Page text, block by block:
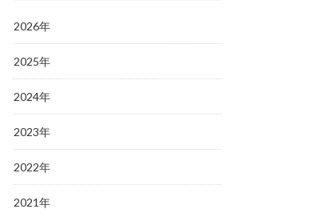
2026年
2025年
2024年
2023年
2022年
2021年